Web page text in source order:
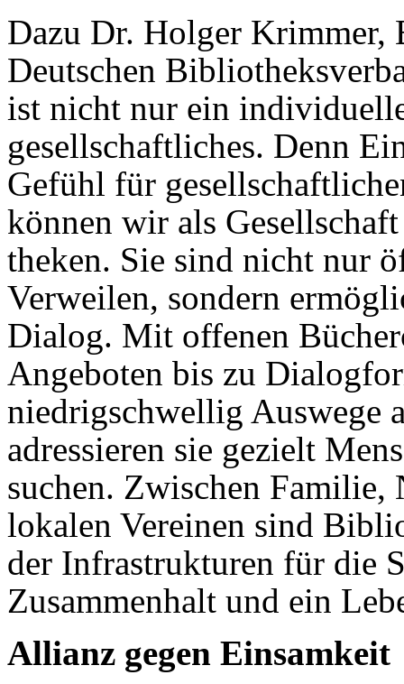
Dazu Dr. Holger Krimmer,
Deutschen
ist nicht nur ein
gesellschaftliches. Denn
Gefühl für
können wir als
theken. Sie sind nicht nur
Verweilen, sondern
Dialog. Mit offenen
Angeboten bis zu
niedrigschwellig Auswege
adressieren sie gezielt
suchen. Zwischen Familie,
lokalen Vereinen sind
der Infrastrukturen für die
Zusammenhalt und ein
Allianz gegen Einsamkeit